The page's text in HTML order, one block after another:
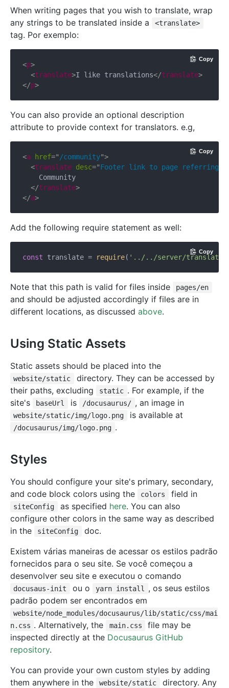
When writing pages that you wish to translate, wrap
any strings to be translated inside a
<translate>
tag. Por exemplo:
<p>
<translate>I like translations</translate>
</p>
Copy
You can also provide an optional description
attribute to provide context for translators. e.g,
<a href=" /community">
<translate desc="Footer link to page referring to
    Community
</translate>
</a>
Copy
Add the following require statement as well:
const translate = require( '../../server/
Copy
Note that this path is valid for files inside pages/en
and should be adjusted accordingly if files are in
different locations, as discussed above.
Using Static Assets
Static assets should be placed into the
website/static
directory. They can be accessed by
their paths, excluding
static . For example, if the
site's
baseUrl is /docusaurus/ , an image in
website/static/img/logo.png is available at
/docusaurus/img/logo.png .
Styles
You should configure your site's primary, secondary,
and code block colors using the
colors field in
siteConfig as specified here. You can also
configure other colors in the same way as described
in the
siteConfig
doc.
Existem várias maneiras de acessar os estilos padrão
fornecidos para o seu site. Se você começou a
desenvolver seu site e executou o comando
docusaus-init ou o yarn install
, os seus estilos
padrão podem ser encontrados em
website/node_modules/docusaurus/lib/static/css/mai
n.css . Alternatively, the main.css
file may be
inspected directly at the Docusaurus GitHub
repository.
You can provide your own custom styles by adding
them anywhere in the
website/static directory. Any